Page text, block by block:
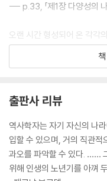
--- p.33, 「제1장 다양성의
오랜 시간 형성되어 온 각각
보존되었고, 다양성은 그러
세월에 걸쳐 형성된 다양성
가장 아랫 단계인 마을과 읍
고 살아갈 기반을 형성하는
로 크게 다르지 않은 모델들
성들이 태양을 중심으로 둘
중심으로 마을들은 원을 그
이 정주하는 기초 단계가 되
출판사 리뷰
역사학자는 자기 자신의 나
입할 수 있으며, 거의 직관
과오를 파악할 수 있다. ……
위해 인생의 노년기를 아껴